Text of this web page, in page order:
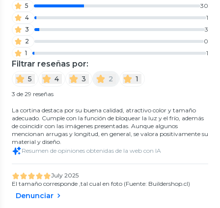
5
30
4
1
3
3
2
0
1
1
Filtrar reseñas por:
5 4 3 2 1
3 de 29 reseñas
La cortina destaca por su buena calidad, atractivo color y tamaño
adecuado. Cumple con la función de bloquear la luz y el frío, además
de coincidir con las imágenes presentadas. Aunque algunos
mencionan arrugas y longitud, en general, se valora positivamente su
material y diseño.
Resumen de opiniones obtenidas de la web con IA
July 2025
El tamaño corresponde ,tal cual en foto (Fuente: Buildershop.cl)
Denunciar